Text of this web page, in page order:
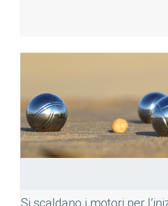
Si scaldano i motori per